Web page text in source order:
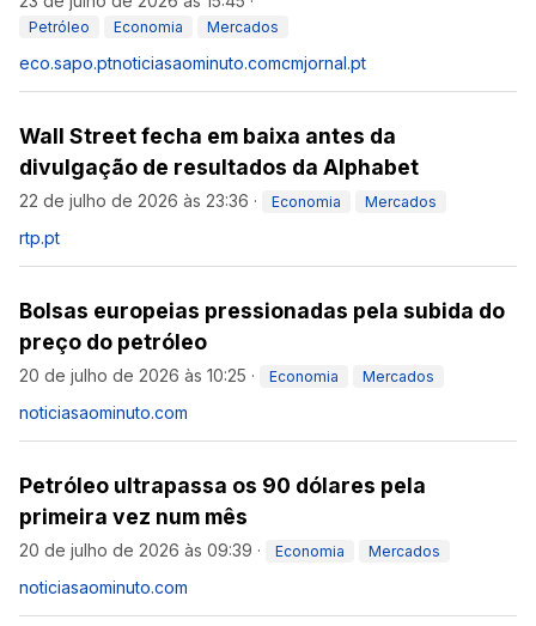
Petróleo Economia Mercados
eco.sapo.ptnoticiasaominuto.comcmjornal.pt
Wall Street fecha em baixa antes da
divulgação de resultados da Alphabet
22 de julho de 2026 às 23:36 · Economia Mercados
rtp.pt
Bolsas europeias pressionadas pela subida do
preço do petróleo
20 de julho de 2026 às 10:25 · Economia Mercados
noticiasaominuto.com
Petróleo ultrapassa os 90 dólares pela
primeira vez num mês
20 de julho de 2026 às 09:39 · Economia Mercados
noticiasaominuto.com